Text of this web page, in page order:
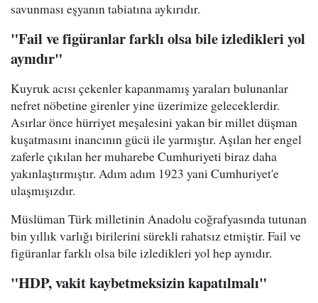
savunması eşyanın tabiatına aykırıdır.
"Fail ve figüranlar farklı olsa bile izledikleri yol
aynıdır"
Kuyruk acısı çekenler kapanmamış yaraları bulunanlar
nefret nöbetine girenler yine üzerimize geleceklerdir.
Asırlar önce hürriyet meşalesini yakan bir millet düşman
kuşatmasını inancının gücü ile yarmıştır. Aşılan her engel
zaferle çıkılan her muharebe Cumhuriyeti biraz daha
yakınlaştırmıştır. Adım adım 1923 yani Cumhuriyet'e
ulaşmışızdır.
Müslüman Türk milletinin Anadolu coğrafyasında tutunan
bin yıllık varlığı birilerini sürekli rahatsız etmiştir. Fail ve
figüranlar farklı olsa bile izledikleri yol hep aynıdır.
"HDP, vakit kaybetmeksizin kapatılmalı"